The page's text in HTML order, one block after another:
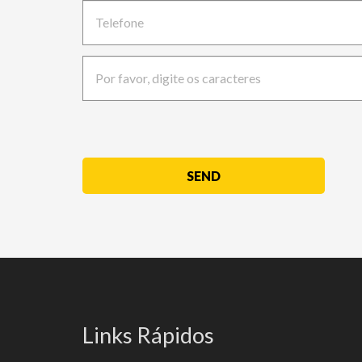
SEND
should
blank
Links Rápidos